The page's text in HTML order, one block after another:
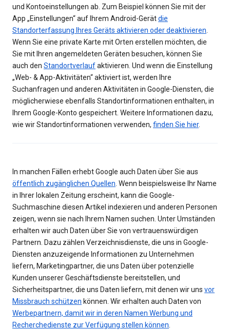
und Kontoeinstellungen ab. Zum Beispiel können Sie mit der
App „Einstellungen“ auf Ihrem Android-Gerätdie
Standorterfassung Ihres Geräts aktivieren oder deaktivieren.
Wenn Sie eine private Karte mit Orten erstellen möchten, die
Sie mit Ihren angemeldeten Geräten besuchen, können Sie
auch den Standortverlaufaktivieren. Und wenn die Einstellung
„Web- & App-Aktivitäten“ aktiviert ist, werden Ihre
Suchanfragen und anderen Aktivitäten in Google-Diensten, die
möglicherwiese ebenfalls Standortinformationen enthalten, in
Ihrem Google-Konto gespeichert. Weitere Informationen dazu,
wie wir Standortinformationen verwenden, finden Sie hier.
In manchen Fällen erhebt Google auch Daten über Sie aus
öffentlich zugänglichen Quellen. Wenn beispielsweise Ihr Name
in Ihrer lokalen Zeitung erscheint, kann die Google-
Suchmaschine diesen Artikel indexieren und anderen Personen
zeigen, wenn sie nach Ihrem Namen suchen. Unter Umständen
erhalten wir auch Daten über Sie von vertrauenswürdigen
Partnern. Dazu zählen Verzeichnisdienste, die uns in Google-
Diensten anzuzeigende Informationen zu Unternehmen
liefern, Marketingpartner, die uns Daten über potenzielle
Kunden unserer Geschäftsdienste bereitstellen, und
Sicherheitspartner, die uns Daten liefern, mit denen wir uns vor
Missbrauch schützen können. Wir erhalten auch Daten von
Werbepartnern, damit wir in deren Namen Werbung und
Recherchedienste zur Verfügung stellen können.